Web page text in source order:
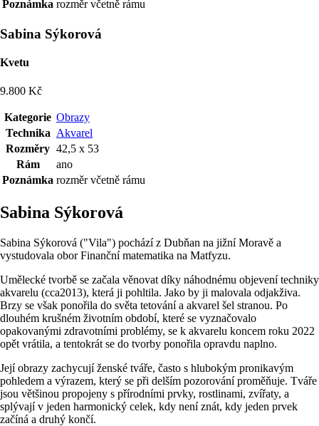
Poznámka rozměr včetně rámu
Sabina Sýkorová
Kvetu
9.800 Kč
Kategorie Obrazy
Technika Akvarel
Rozměry 42,5 x 53
Rám
ano
Poznámka rozměr včetně rámu
Sabina Sýkorová
Sabina Sýkorová ("Vila") pochází z Dubňan na jižní Moravě a
vystudovala obor Finanční matematika na Matfyzu.
Umělecké tvorbě se začala věnovat díky náhodnému objevení techniky
akvarelu (cca2013), která ji pohltila. Jako by ji malovala odjakživa.
Brzy se však ponořila do světa tetování a akvarel šel stranou. Po
dlouhém krušném životním období, které se vyznačovalo
opakovanými zdravotními problémy, se k akvarelu koncem roku 2022
opět vrátila, a tentokrát se do tvorby ponořila opravdu naplno.
Její obrazy zachycují ženské tváře, často s hlubokým pronikavým
pohledem a výrazem, který se při delším pozorování proměňuje. Tváře
jsou většinou propojeny s přírodními prvky, rostlinami, zvířaty, a
splývají v jeden harmonický celek, kdy není znát, kdy jeden prvek
začíná a druhý končí.